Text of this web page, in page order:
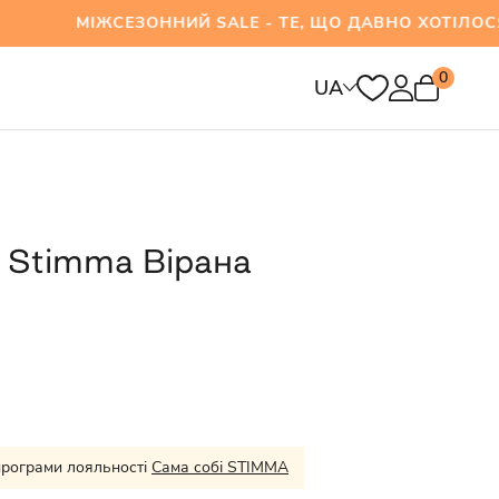
SALE - ТЕ, ЩО ДАВНО ХОТІЛОСЯ
UA 0
Вірана
лояльності Сама собі STIMMA